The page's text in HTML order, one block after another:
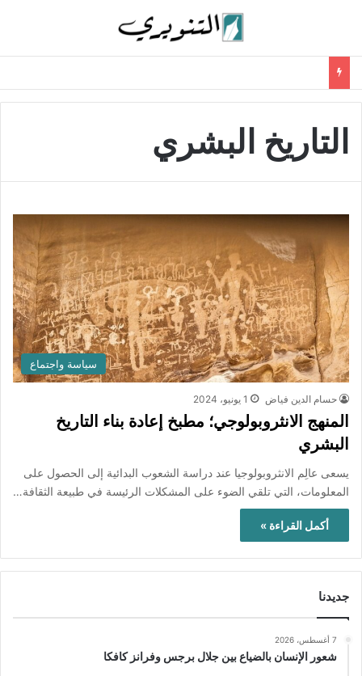
التاريخ البشري
سياسة واجتماع
حسام الدين فياض 1 يونيو، 2024
المنهج الانثروبولوجي؛ مطبخ إعادة بناء التاريخ
البشري
يسعى عالِم الانثروبولوجيا عند دراسة الشعوب البدائية إلى الحصول على
المعلومات، التي تلقي الضوء على المشكلات الرئيسة في طبيعة الثقافة…
أكمل القراءة »
جديدنا
7 أغسطس، 2026
شعور الإنسان بالضياع بين جلال برجس وفرانز كافكا